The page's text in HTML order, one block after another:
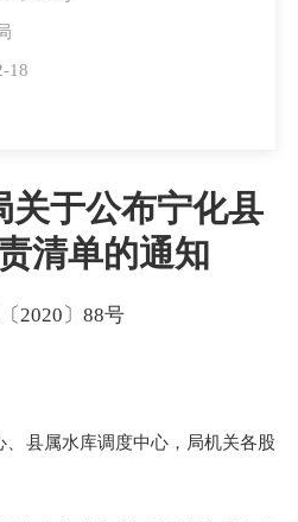
18
关于公布宁化县
清单的通知
2020〕88号
县属水库调度中心，局机关各股